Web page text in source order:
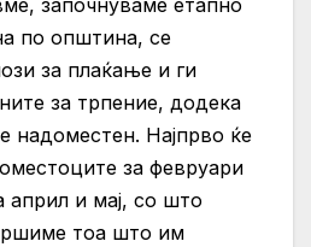
започнуваме етапно
по општина, се
за плаќање и ги
за трпение, додека
надоместен. Најпрво ќе
за февруари
април и мај, со што
тоа што им